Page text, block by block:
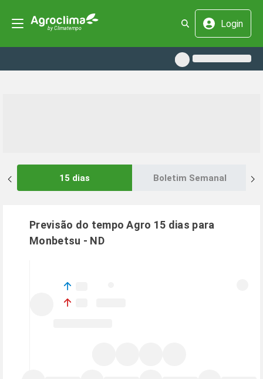
Login
15 dias Boletim Semanal
Previsão do tempo Agro 15 dias para
Monbetsu - ND